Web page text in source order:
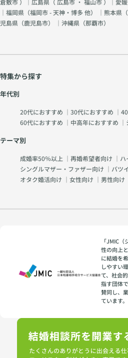
倉敷市 ）｜広島県（ 広島市 ・ 福山市 ）｜愛
｜福岡県（福岡市 - 天神・博多 他） ｜熊本県（
児島県（鹿児島市） ｜沖縄県（那覇市）
特集から探す
年代別
20代におすすめ ｜ 30代におすすめ ｜
60代におすすめ ｜ 中高年におすすめ ｜
テーマ別
成婚率50％以上 ｜ 再婚希望者向け ｜ ハ
シングルマザー・ファザー向け ｜ バツ
オタク婚活向け ｜ 女性向け ｜ 男性向け
「JMIC
性の向上
に結婚を
しやすい
て、社会
指す団体
賛同し、
ています。